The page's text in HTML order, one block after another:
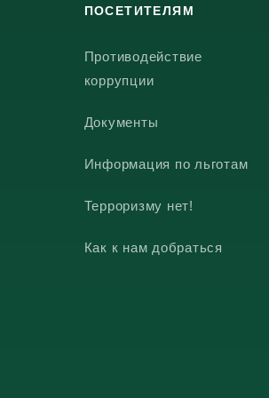
ПОСЕТИТЕЛЯМ
Противодействие
коррупции
Документы
Информация по льготам
Терроризму нет!
Как к нам добраться